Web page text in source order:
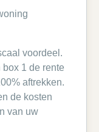
voordeel.
1 de rente
aftrekken.
de kosten
van uw